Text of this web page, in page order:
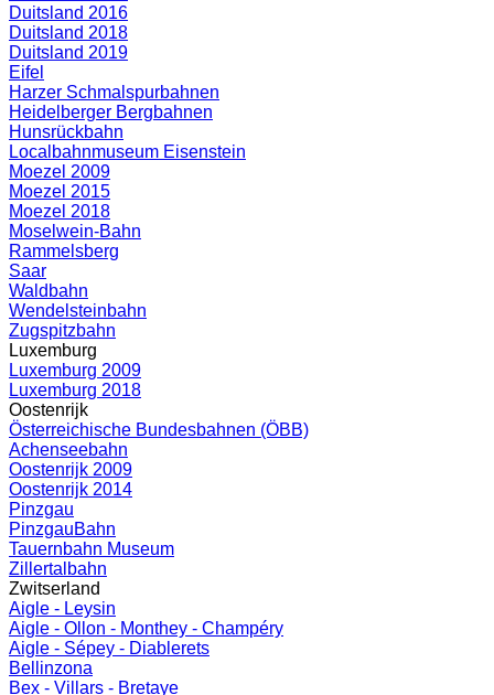
Duitsland 2016
Duitsland 2018
Duitsland 2019
Eifel
Harzer Schmalspurbahnen
Heidelberger Bergbahnen
Hunsrückbahn
Localbahnmuseum Eisenstein
Moezel 2009
Moezel 2015
Moezel 2018
Moselwein-Bahn
Rammelsberg
Saar
Waldbahn
Wendelsteinbahn
Zugspitzbahn
Luxemburg
Luxemburg 2009
Luxemburg 2018
Oostenrijk
Österreichische Bundesbahnen (ÖBB)
Achenseebahn
Oostenrijk 2009
Oostenrijk 2014
Pinzgau
PinzgauBahn
Tauernbahn Museum
Zillertalbahn
Zwitserland
Aigle - Leysin
Aigle - Ollon - Monthey - Champéry
Aigle - Sépey - Diablerets
Bellinzona
Bex - Villars - Bretaye